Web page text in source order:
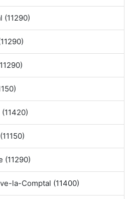
(11290)
(11290)
la-Comptal (11400)